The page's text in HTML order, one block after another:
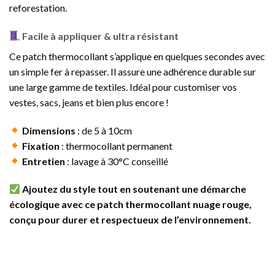
reforestation.
Facile à appliquer & ultra résistant
Ce patch thermocollant s’applique en quelques secondes avec
un simple fer à repasser. Il assure une adhérence durable sur
une large gamme de textiles. Idéal pour customiser vos
vestes, sacs, jeans et bien plus encore !
Dimensions : de 5 à 10cm
Fixation : thermocollant permanent
Entretien : lavage à 30°C conseillé
Ajoutez du style tout en soutenant une démarche
écologique avec ce patch thermocollant nuage rouge,
conçu pour durer et respectueux de l’environnement.